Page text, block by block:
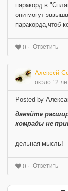
паракорд в
они могут
паракорда,чтоб
0 Ответить
Алексей
около 12
Posted by
давайте
комрады не
дельная мысль!
0 Ответить